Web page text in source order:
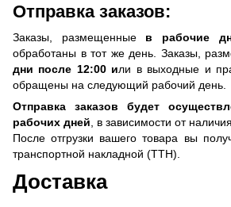
Отправка заказов:
Заказы, размещенные в рабочие
обработаны в тот же день. Заказы,
дни после 12:00 или в выходные и
обращены на следующий рабочий день.
Отправка заказов будет
рабочих дней , в зависимости от
После отгрузки вашего товара вы
транспортной накладной (ТТН).
Доставка